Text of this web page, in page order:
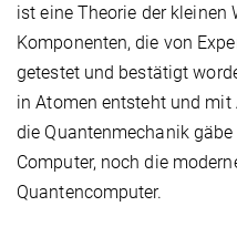
ist eine Theorie der kleinen
Komponenten, die von
getestet und bestätigt
in Atomen entsteht und
die Quantenmechanik
Computer, noch die
Quantencomputer.